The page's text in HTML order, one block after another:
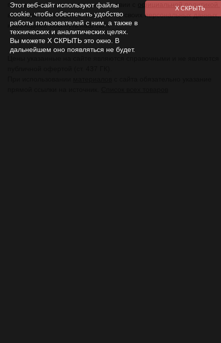
персональных данных в соответствии с
официальной политикой.
вы не даете согласия на обработку своих персональных
необходимо покинуть наш сайт.
Этот веб-сайт используют файлы
cookie, чтобы обеспечить удобство
работы пользователей с ним, а также в
технических и аналитических целях.
Вы можете Х СКРЫТЬ это окно. В
дальнейшем оно появляться не будет.